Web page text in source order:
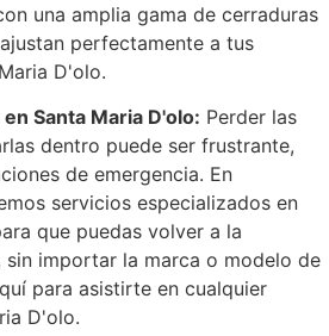
una amplia gama de cerraduras
perfectamente a tus
D'olo.
Santa Maria D'olo: Perder las
dentro puede ser frustrante,
de emergencia. En
servicios especializados en
que puedas volver a la
sin importar la marca o modelo de
para asistirte en cualquier
D'olo.